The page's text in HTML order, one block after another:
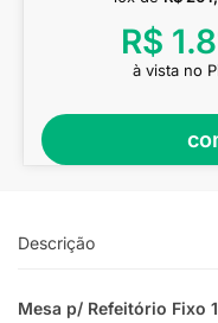
R$
à vista no
Descrição
Mesa p/ Refeitório Fixo